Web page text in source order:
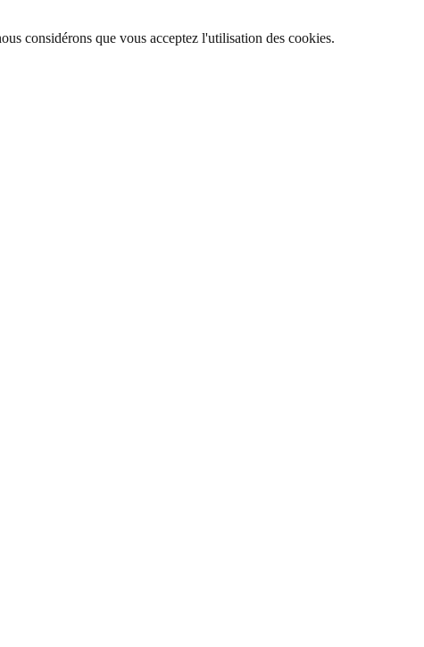
considérons que vous acceptez l'utilisation des cookies.